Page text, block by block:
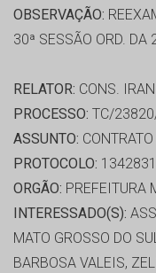
OBSERVAÇÃO:
30ª SESSÃO ORD.
RELATOR: CONS.
PROCESSO: TC/
ASSUNTO:
PROTOCOLO: 1342831
ORGÃO: PREFEITURA
INTERESSADO(S):
MATO GROSSO DO
BARBOSA VALEIS,